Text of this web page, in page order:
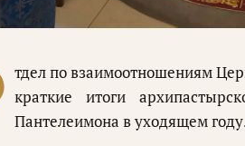
тдел по взаимоотношениям
краткие итоги
Пантелеимона в уходящем